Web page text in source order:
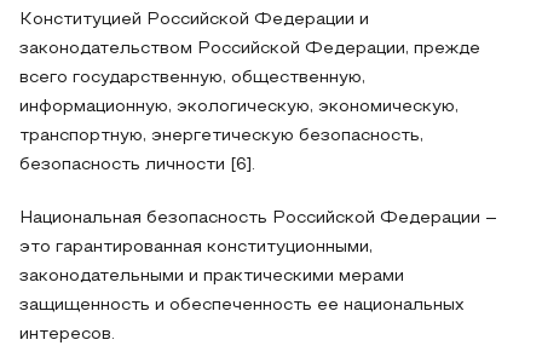
Конституцией Российской Федерации и
законодательством Российской Федерации, прежде
всего государственную, общественную,
информационную, экологическую, экономическую,
транспортную, энергетическую безопасность,
безопасность личности [6].
Национальная безопасность Российской Федерации –
это гарантированная конституционными,
законодательными и практическими мерами
защищенность и обеспеченность ее национальных
интересов.